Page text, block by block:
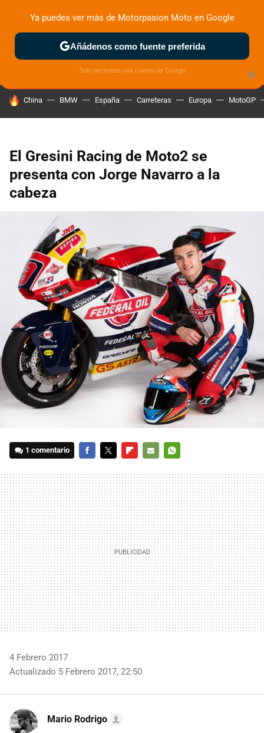
ZONA DE PRUEBAS DEPORTIVAS MOTOS ELÉCTRICAS
HOY SE HABLA DE
China BMW España Carreteras Europa MotoGP
El Gresini Racing de Moto2 se
presenta con Jorge Navarro a la
cabeza
1 comentario
MAIL
4 Febrero 2017
Actualizado 5 Febrero 2017, 22:50
Mario Rodrigo
×
Ya puedes ver más de Motorpasion Moto en Google
Añádenos como fuente preferida
Solo necesitas una cuenta de Google